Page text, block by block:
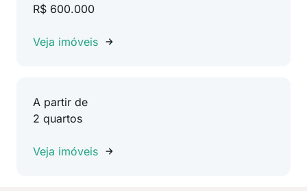
R$ 600.000
Veja imóveis
A partir de
2 quartos
Veja imóveis